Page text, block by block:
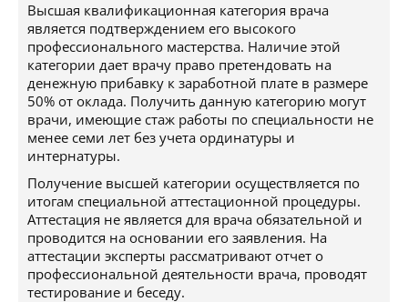
Высшая квалификационная категория врача
является подтверждением его высокого
профессионального мастерства. Наличие этой
категории дает врачу право претендовать на
денежную прибавку к заработной плате в размере
50% от оклада. Получить данную категорию могут
врачи, имеющие стаж работы по специальности не
менее семи лет без учета ординатуры и
интернатуры.
Получение высшей категории осуществляется по
итогам специальной аттестационной процедуры.
Аттестация не является для врача обязательной и
проводится на основании его заявления. На
аттестации эксперты рассматривают отчет о
профессиональной деятельности врача, проводят
тестирование и беседу.